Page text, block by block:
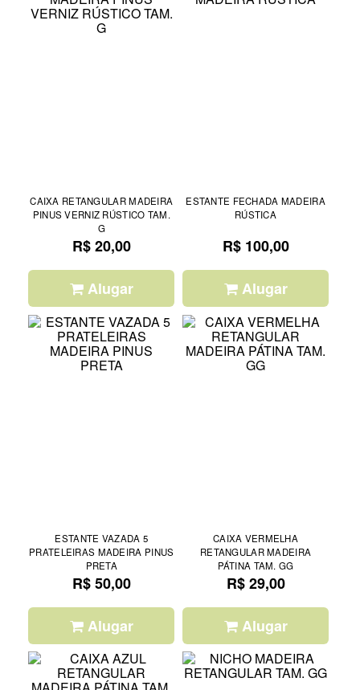
CAIXA RETANGULAR MADEIRA
PINUS VERNIZ RÚSTICO TAM.
G
R$ 20,00
Alugar
ESTANTE FECHADA MADEIRA
RÚSTICA
R$ 100,00
Alugar
ESTANTE VAZADA 5
PRATELEIRAS MADEIRA PINUS
PRETA
R$ 50,00
Alugar
CAIXA VERMELHA
RETANGULAR MADEIRA
PÁTINA TAM. GG
R$ 29,00
Alugar